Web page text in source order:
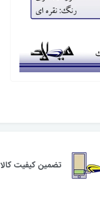
تضمین کیفیت کالا